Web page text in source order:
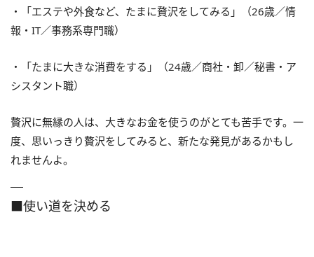
・「エステや外食など、たまに贅沢をしてみる」（26歳／情
報・IT／事務系専門職）
・「たまに大きな消費をする」（24歳／商社・卸／秘書・ア
シスタント職）
贅沢に無縁の人は、大きなお金を使うのがとても苦手です。一
度、思いっきり贅沢をしてみると、新たな発見があるかもし
れませんよ。
■使い道を決める